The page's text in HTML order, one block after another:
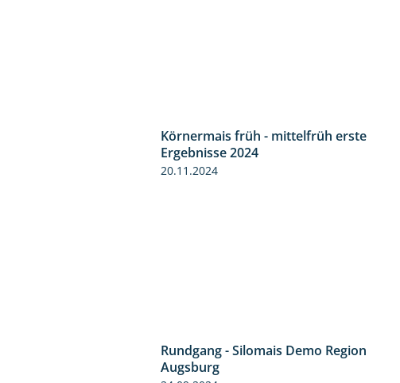
Körnermais früh - mittelfrüh erste
Ergebnisse 2024
20.11.2024
Rundgang - Silomais Demo Region
Augsburg